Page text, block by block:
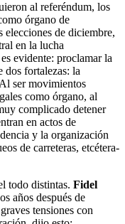
al referéndum, los
órgano de
de diciembre,
en la lucha
evidente: proclamar la
dos fortalezas: la
ser movimientos
como órgano, al
complicado detener
en actos de
y la organización
de carreteras, etcétera-
todo distintas. Fidel
años después de
tensiones con